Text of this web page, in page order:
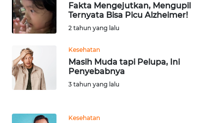
Fakta Mengejutkan, Mengupil
Ternyata Bisa Picu Alzheimer!
2 tahun yang lalu
Kesehatan
Masih Muda tapi Pelupa, Ini
Penyebabnya
3 tahun yang lalu
Kesehatan
PENDIDIKAN
OLAHRAGA
OPINI
EDITORIAL
Informasi